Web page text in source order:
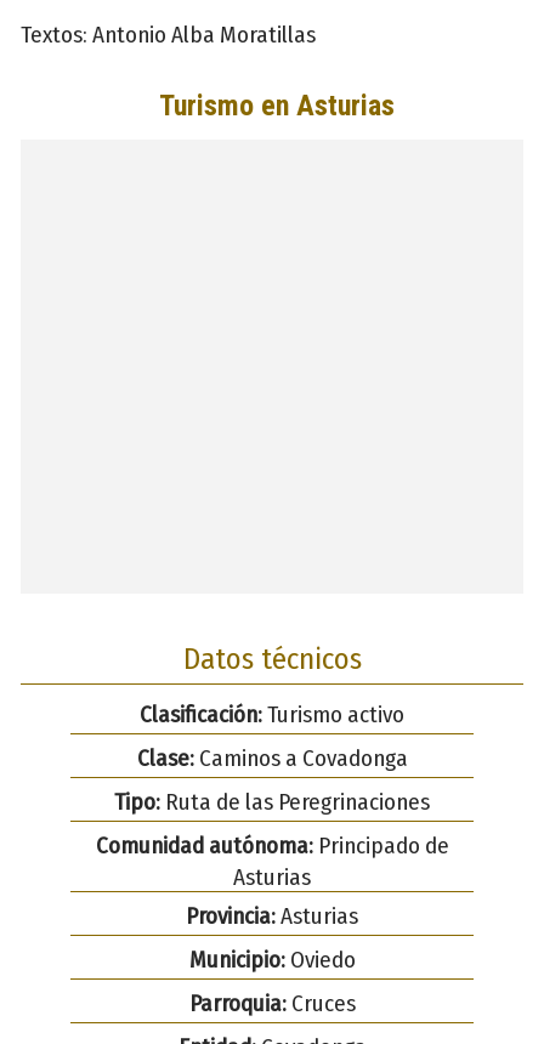
Textos: Antonio Alba Moratillas
Datos técnicos
Clasificación:Turismo activo
Clase:Caminos a Covadonga
Tipo: Ruta de las Peregrinaciones
Comunidad autónoma:Principado de
Asturias
Provincia:Asturias
Municipio:Oviedo
Parroquia:Cruces